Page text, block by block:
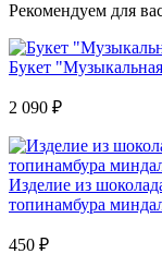
Рекомендуем для
Букет
2 090 ₽
Изделие из
топинамбура
450 ₽